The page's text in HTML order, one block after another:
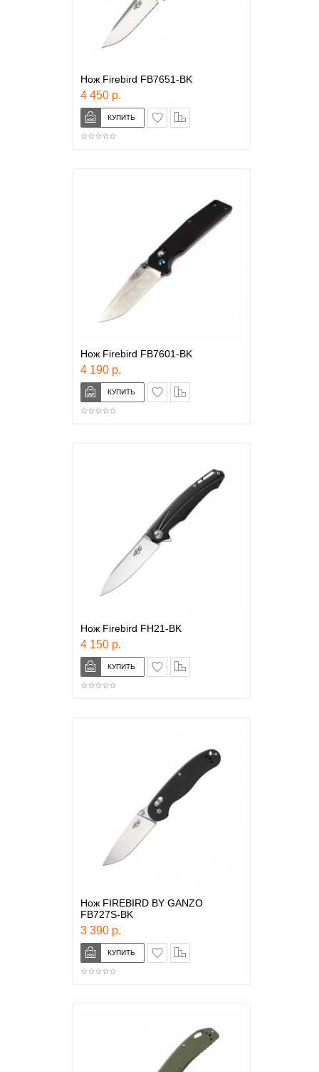
Нож Firebird FB7651-BK
4 450 р.
в закладки
Нож Firebird FB7601-BK
4 190 р.
в закладки
Нож Firebird FH21-BK
4 150 р.
в закладки
Нож FIREBIRD BY GANZO
FB727S-BK
3 390 р.
в закладки